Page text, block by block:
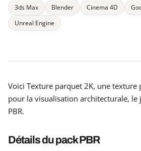
3ds Max Blender Cinema 4D
Unreal Engine
Voici Texture parquet 2K, une texture
pour la visualisation architecturale, le
PBR.
Détails du pack PBR